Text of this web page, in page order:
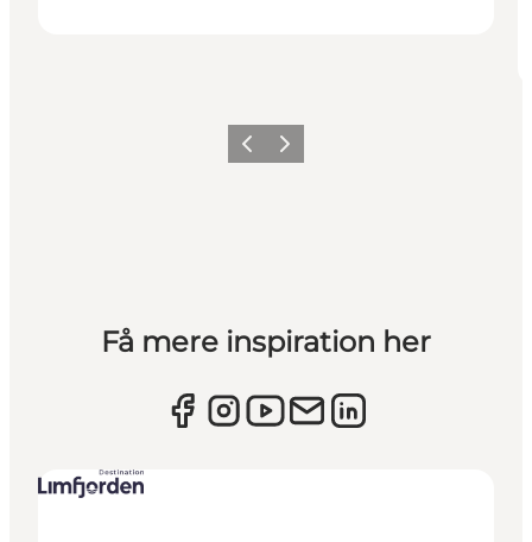
Forrige billede
Næste billede
Få mere inspiration her